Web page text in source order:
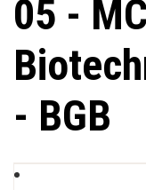
05 -
- BGB